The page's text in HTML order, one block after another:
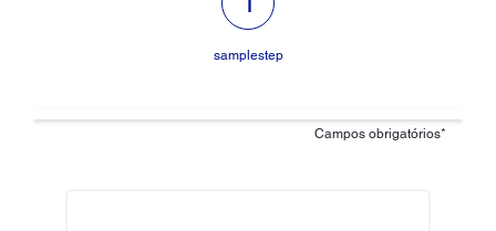
samplestep
Campos obrigatórios*